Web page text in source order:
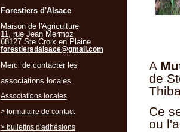
A
de
Ce
ou
Forestiers d'Alsace
Maison de l'Agriculture
11, rue Jean Mermoz
68127 Ste Croix en Plaine
forestiersdalsace@gmail.com
Merci de contacter les
associations locales
Associations locales
> formulaire de contact
> bulletins d'adhésions